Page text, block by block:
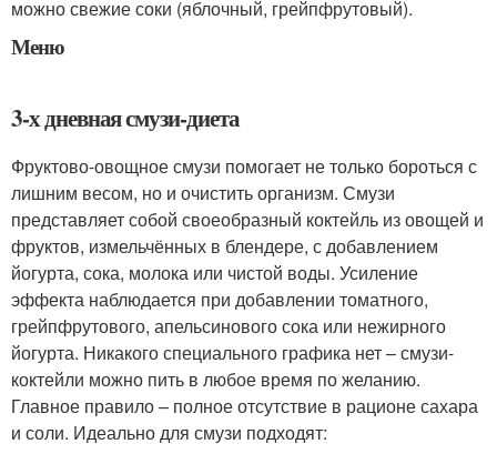
можно свежие соки (яблочный, грейпфрутовый).
Меню
3-х дневная смузи-диета
Фруктово-овощное смузи помогает не только бороться с
лишним весом, но и очистить организм. Смузи
представляет собой своеобразный коктейль из овощей и
фруктов, измельчённых в блендере, с добавлением
йогурта, сока, молока или чистой воды. Усиление
эффекта наблюдается при добавлении томатного,
грейпфрутового, апельсинового сока или нежирного
йогурта. Никакого специального графика нет – смузи-
коктейли можно пить в любое время по желанию.
Главное правило – полное отсутствие в рационе сахара
и соли. Идеально для смузи подходят: